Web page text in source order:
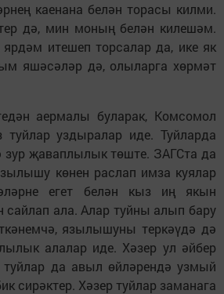
каенана белән торасы килми.
дә, мин моның белән килешәм.
итешеп торсалар да, ике як
яшәсәләр дә, олыларга хөрмәт
аермалы буларак, Комсомол
уздыралар иде. Туйларда
зур җаваплылык төште. ЗАГСта да
көнен раслап имза куялар
егет белән кыз иң якын
ала. Алар туйны алып бару
язылышуны теркәүдә дә
алалар иде. Хәзер ул әйбер
да авыл өйләрендә узмый
сирәктер. Хәзер туйлар заманага